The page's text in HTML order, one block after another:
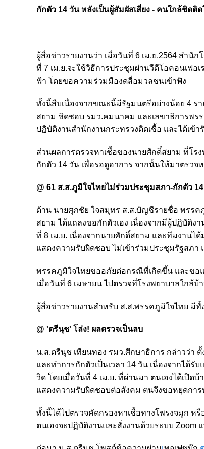
กักตัว 14 วัน หลังเป็นผู้สัมผัสเสี่ยง - คนใกล้ชิดติ
ผู้สื่อข่าวรายงานว่า เมื่อวันที่ 6 เม.ย.2564 สำ
ที่ 7 เม.ย.จะใช้วิธีการประชุมผ่านวีดีโอคอนเฟ
ฟ้า โดยขอความร่วมมืองดสื่อมวลชนเข้าฟัง
ทั้งนี้สืบเนื่องจากขณะนี้มีรัฐมนตรีอย่างน้อย 4 ร
สยาม ชิดชอบ รมว.คมนาคม และเลขาธิการพร
ปฏิบัติงานสำนักงานกระทรวงติดเชื้อ และได้เข้า
ส่วนผลการตรวจหาเชื้อของนายศักดิ์สยาม ที่โร
กักตัว 14 วัน เพื่อรอดูอาการ จากนั้นให้มาตรวจ
@ 61 ส.ส.ภูมิใจไทยไม่ร่วมประชุมสภา-กักตัว
ด้าน นายศุภชัย ใจสมุทร ส.ส.บัญชีรายชื่อ พรร
สยาม ได้แถลงขอกักตัวเอง เนื่องจากมีผู้ปฏิบัติ
ที่ 8 เม.ย. เนื่องจากนายศักดิ์สยาม และทีมงาน
แสดงความรับผิดชอบ ไม่เข้าร่วมประชุมรัฐสภา
พรรคภูมิใจไทยขออภัยต่อกรณีที่เกิดขึ้น และข
เมื่อวันที่ 6 เมษายน ไปตรวจที่โรงพยาบาลใกล้บ้
ผู้สื่อข่าวรายงานสำหรับ ส.ส.พรรคภูมิใจไทย มีทั้
@ 'ตรีนุช' โล่ง! ผลตรวจเป็นลบ
น.ส.ตรีนุช เทียนทอง รมว.ศึกษาธิการ กล่าวว่า
และทำการกักตัวเป็นเวลา 14 วัน เนื่องจากได้
วิด โดยเมื่อวันที่ 4 เม.ย. ที่ผ่านมา ตนเองได้เปิ
แสดงความรับผิดชอบต่อสังคม ตนจึงขอหยุดกา
ทั้งนี้ได้ไปตรวจคัดกรองหาเชื้อทางโพรงจมูก ห
ตนเองจะปฏิบัติงานและสั่งงานด้วยระบบ Zoom